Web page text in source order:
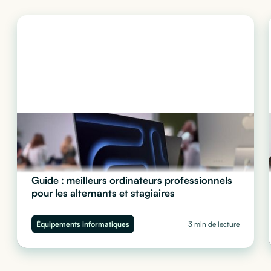
Guide : meilleurs ordinateurs professionnels
pour les alternants et stagiaires
Quel ordinateur choisir pour vos stagiaires et alternants ?
Performance, sécurité et budget : découvrez notre guide complet
pour équiper vos juniors sans impacter votre trésorerie.
Équipements informatiques 3 min de lecture